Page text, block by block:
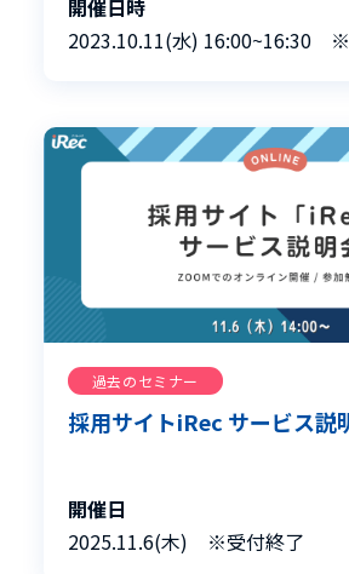
開催日時
2023.10.11(水) 16:00~16:30
過去のセミナー
採用サイトiRec サービス説
開催日
2025.11.6(木) ※受付終了